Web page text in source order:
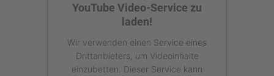
YouTube Video-Service zu
laden!
Wir verwenden einen Service eines
Drittanbieters, um Videoinhalte
einzubetten. Dieser Service kann